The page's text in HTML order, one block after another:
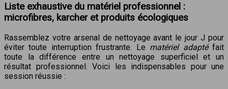
Liste exhaustive du matériel professionnel :
microfibres, karcher et produits écologiques
Rassemblez votre arsenal de nettoyage avant le jour J pour
éviter toute interruption frustrante. Le matériel adaptéfait
toute la différence entre un nettoyage superficiel et un
résultat professionnel. Voici les indispensables pour une
session réussie :